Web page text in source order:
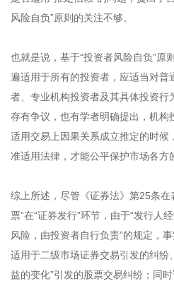
风险自负”原则的关注不够。
也就是说，基于“投资者风险自负”原
遍适用于所有的投资者，应适当对普
者、专业机构投资者及其具体投资行
存有争议，也有学者明确提出，机构
适用交易上因果关系成立推定的时
准适用法律，才能公平保护市场各方
综上所述，尽管《证券法》第25条在
票”在“证券发行”环节，由于“发行人
风险，由投资者自行负责”的规定，
适用于二级市场证券交易引发的纠纷
益的变化”引发的股票交易纠纷；同